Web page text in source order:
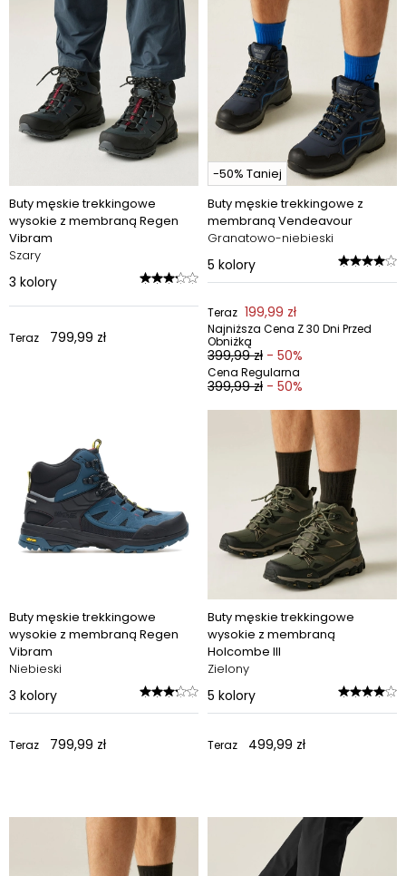
Buty męskie trekkingowe
wysokie z membraną Regen
Vibram
Szary
3 kolory
Teraz 799,99 zł
-50% Taniej
Buty męskie trekkingowe z
membraną Vendeavour
Granatowo-niebieski
5 kolory
Teraz 199,99 zł
Najniższa Cena Z 30 Dni Przed
Obniżką
399,99 zł - 50%
Cena Regularna
399,99 zł - 50%
Buty męskie trekkingowe
wysokie z membraną Regen
Vibram
Niebieski
3 kolory
Teraz 799,99 zł
Buty męskie trekkingowe
wysokie z membraną
Holcombe III
Zielony
5 kolory
Teraz 499,99 zł